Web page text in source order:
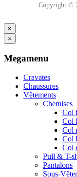
Copyright ©
×
×
Megamenu
Cravates
Chaussures
Vêtements
Chemises
Col
Col
Col
Col
Col
Pull & T-
Pantalons
Sous-